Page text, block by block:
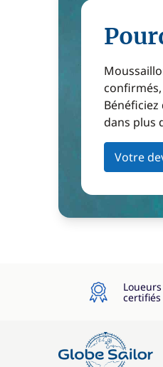
dans plus
Votre
certifiés